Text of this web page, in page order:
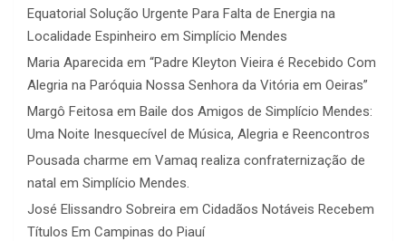
Equatorial Solução Urgente Para Falta de Energia na
Localidade Espinheiro em Simplício Mendes
Maria Aparecida em “Padre Kleyton Vieira é Recebido Com
Alegria na Paróquia Nossa Senhora da Vitória em Oeiras”
Margô Feitosa em Baile dos Amigos de Simplício Mendes:
Uma Noite Inesquecível de Música, Alegria e Reencontros
Pousada charme em Vamaq realiza confraternização de
natal em Simplício Mendes.
José Elissandro Sobreira em Cidadãos Notáveis Recebem
Títulos Em Campinas do Piauí